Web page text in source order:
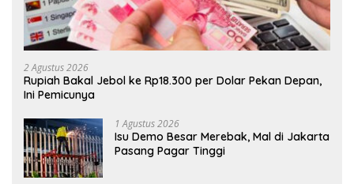
2 Agustus 2026
Rupiah Bakal Jebol ke Rp18.300 per Dolar Pekan Depan,
Ini Pemicunya
1 Agustus 2026
Isu Demo Besar Merebak, Mal di Jakarta
Pasang Pagar Tinggi